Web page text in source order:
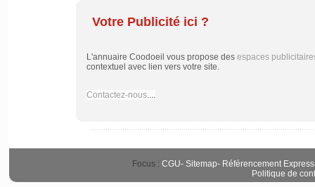
Votre Publicité ici ?
L'annuaire Coodoeil vous propose des espaces
contextuel avec lien vers votre site.
Contactez-nous....
Focus : CGU- Sitemap- Référencement Express
Politique de